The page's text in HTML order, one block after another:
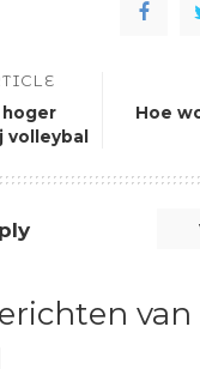
hoger
volleybal
Hoe
van